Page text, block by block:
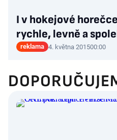
I v hokejové
rychle, levně a
reklama 4. května 201500:00